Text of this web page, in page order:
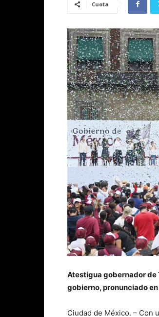
Cuota
Atestigua gobernador de
gobierno, pronunciado
Ciudad de México. – Con